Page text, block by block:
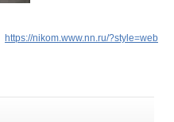
https://nikom.www.nn.ru/?style=web